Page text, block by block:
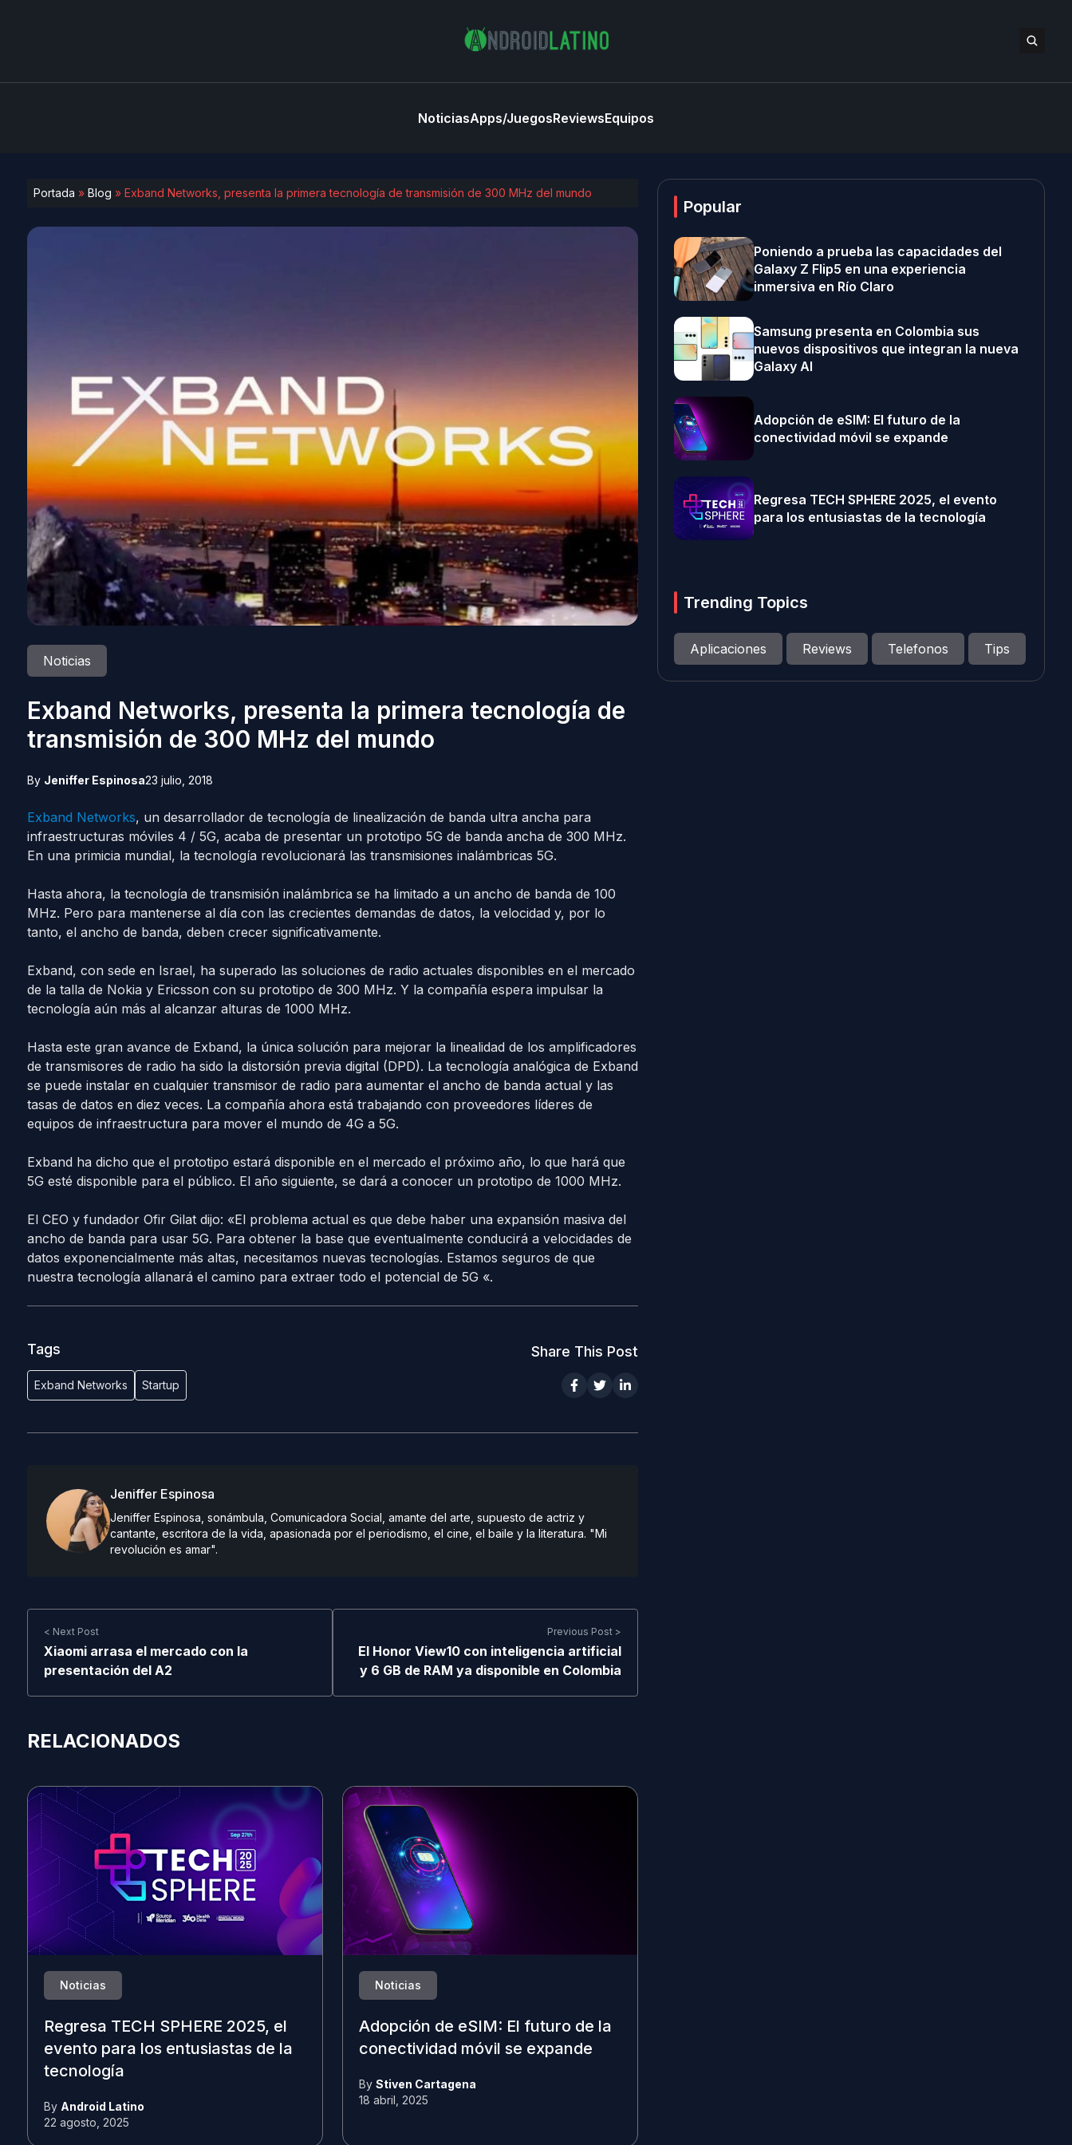
NoticiasApps/JuegosReviewsEquipos
Portada » Blog » Exband Networks, presenta la primera tecnología de transmisión de 300 MHz del mundo
Noticias
Exband Networks, presenta la primera tecnología de
transmisión de 300 MHz del mundo
By Jeniffer Espinosa23 julio, 2018
Exband Networks, un desarrollador de tecnología de linealización de banda ultra ancha para
infraestructuras móviles 4 / 5G, acaba de presentar un prototipo 5G de banda ancha de 300 MHz.
En una primicia mundial, la tecnología revolucionará las transmisiones inalámbricas 5G.
Hasta ahora, la tecnología de transmisión inalámbrica se ha limitado a un ancho de banda de 100
MHz. Pero para mantenerse al día con las crecientes demandas de datos, la velocidad y, por lo
tanto, el ancho de banda, deben crecer significativamente.
Exband, con sede en Israel, ha superado las soluciones de radio actuales disponibles en el mercado
de la talla de Nokia y Ericsson con su prototipo de 300 MHz. Y la compañía espera impulsar la
tecnología aún más al alcanzar alturas de 1000 MHz.
Hasta este gran avance de Exband, la única solución para mejorar la linealidad de los amplificadores
de transmisores de radio ha sido la distorsión previa digital (DPD). La tecnología analógica de Exband
se puede instalar en cualquier transmisor de radio para aumentar el ancho de banda actual y las
tasas de datos en diez veces. La compañía ahora está trabajando con proveedores líderes de
equipos de infraestructura para mover el mundo de 4G a 5G.
Exband ha dicho que el prototipo estará disponible en el mercado el próximo año, lo que hará que
5G esté disponible para el público. El año siguiente, se dará a conocer un prototipo de 1000 MHz.
El CEO y fundador Ofir Gilat dijo: «El problema actual es que debe haber una expansión masiva del
ancho de banda para usar 5G. Para obtener la base que eventualmente conducirá a velocidades de
datos exponencialmente más altas, necesitamos nuevas tecnologías. Estamos seguros de que
nuestra tecnología allanará el camino para extraer todo el potencial de 5G «.
Tags
Exband Networks Startup
Share This Post
Jeniffer Espinosa
Jeniffer Espinosa, sonámbula, Comunicadora Social, amante del arte, supuesto de actriz y
cantante, escritora de la vida, apasionada por el periodismo, el cine, el baile y la literatura. "Mi
revolución es amar".
< Next Post
Xiaomi arrasa el mercado con la
presentación del A2
Previous Post >
El Honor View10 con inteligencia artificial
y 6 GB de RAM ya disponible en Colombia
RELACIONADOS
Noticias
Regresa TECH SPHERE 2025, el
evento para los entusiastas de la
tecnología
By Android Latino
22 agosto, 2025
Noticias
Adopción de eSIM: El futuro de la
conectividad móvil se expande
By Stiven Cartagena
18 abril, 2025
Popular
Poniendo a prueba las capacidades del
Galaxy Z Flip5 en una experiencia
inmersiva en Río Claro
Samsung presenta en Colombia sus
nuevos dispositivos que integran la nueva
Galaxy AI
Adopción de eSIM: El futuro de la
conectividad móvil se expande
Regresa TECH SPHERE 2025, el evento
para los entusiastas de la tecnología
Trending Topics
Aplicaciones Reviews Telefonos Tips